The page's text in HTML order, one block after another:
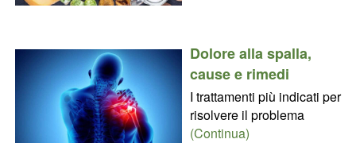
Dolore alla spalla,
cause e rimedi
I trattamenti più indicati per
risolvere il problema
(Continua)